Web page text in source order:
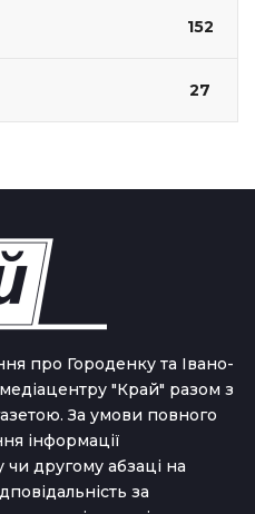
152
27
про Городенку та Івано-
"Край" разом з
За умови повного
iнформацiї
другому абзаці на
за